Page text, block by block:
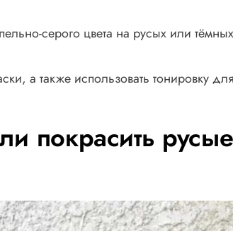
серого цвета на русых или тёмных
а также использовать тонировку для
покрасить русые